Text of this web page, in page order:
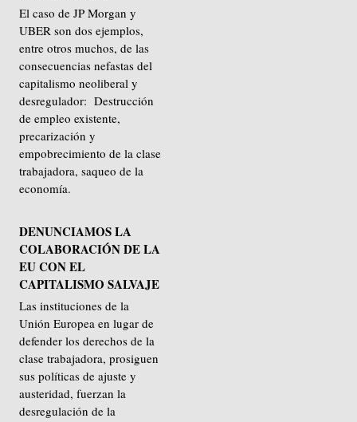
El caso de JP Morgan y
UBER son dos ejemplos,
entre otros muchos, de las
consecuencias nefastas del
capitalismo neoliberal y
desregulador: Destrucción
de empleo existente,
precarización y
empobrecimiento de la clase
trabajadora, saqueo de la
economía.
DENUNCIAMOS LA
COLABORACIÓN DE LA
EU CON EL
CAPITALISMO SALVAJE
Las instituciones de la
Unión Europea en lugar de
defender los derechos de la
clase trabajadora, prosiguen
sus políticas de ajuste y
austeridad, fuerzan la
desregulación de la